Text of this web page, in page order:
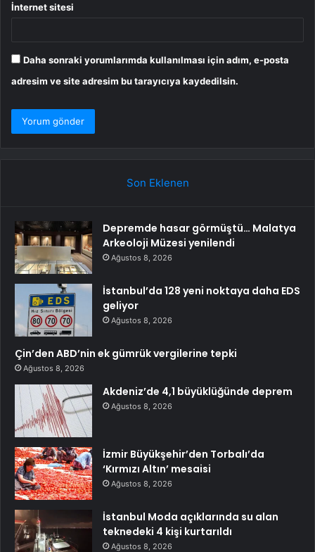
İnternet sitesi
Daha sonraki yorumlarımda kullanılması için adım, e-posta
adresim ve site adresim bu tarayıcıya kaydedilsin.
Son Eklenen
Depremde hasar görmüştü… Malatya
Arkeoloji Müzesi yenilendi
Ağustos 8, 2026
İstanbul’da 128 yeni noktaya daha EDS
geliyor
Ağustos 8, 2026
Çin’den ABD’nin ek gümrük vergilerine tepki
Ağustos 8, 2026
Akdeniz’de 4,1 büyüklüğünde deprem
Ağustos 8, 2026
İzmir Büyükşehir’den Torbalı’da
‘Kırmızı Altın’ mesaisi
Ağustos 8, 2026
İstanbul Moda açıklarında su alan
teknedeki 4 kişi kurtarıldı
Ağustos 8, 2026